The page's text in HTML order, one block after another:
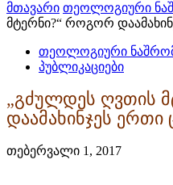
მთავარი თეოლოგიური
მტერნი?“ როგორ
თეოლოგიური
პუბლიკაციები
„გძულდეს ღვთის
დაამახინჯეს ერთი
თებერვალი 1, 2017